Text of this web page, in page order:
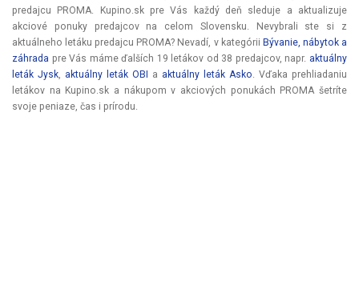
predajcu PROMA. Kupino.sk pre Vás každý deň sleduje a aktualizuje
akciové ponuky predajcov na celom Slovensku. Nevybrali ste si z
aktuálneho letáku predajcu PROMA? Nevadí, v kategórii Bývanie, nábytok a
záhrada pre Vás máme ďalších 19 letákov od 38 predajcov, napr. aktuálny
leták Jysk, aktuálny leták OBI a aktuálny leták Asko. Vďaka prehliadaniu
letákov na Kupino.sk a nákupom v akciových ponukách PROMA šetríte
svoje peniaze, čas i prírodu.